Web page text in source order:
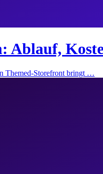
Ablauf,
Themed-Storefront bringt …